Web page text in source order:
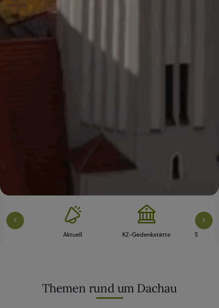
Aktuell KZ-Gedenkstätte Schloss
Themen rund um Dachau